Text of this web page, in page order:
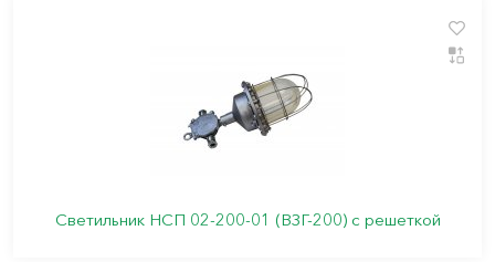
Светильник НСП 02-200-01 (ВЗГ-200) с решеткой